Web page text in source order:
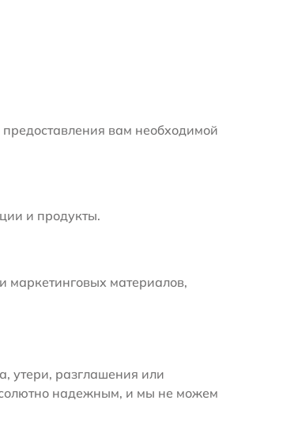
вам необходимой
и продукты.
маркетинговых материалов,
утери, разглашения или
надежным, и мы не можем